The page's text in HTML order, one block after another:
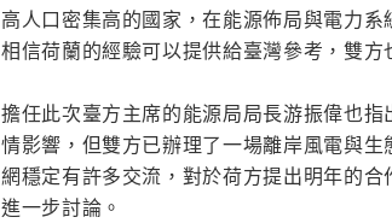
高人口密集高的國家，在能源佈局與電力
相信荷蘭的經驗可以提供給臺灣參考，雙
擔任此次臺方主席的能源局局長游振偉也
情影響，但雙方已辦理了一場離岸風電與
網穩定有許多交流，對於荷方提出明年的
進一步討論。